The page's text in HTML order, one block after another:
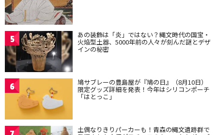
5 あの装飾は「炎」ではない？縄文時代の国宝・
火焔型土器、5000年前の人々が刻んだ謎とデザ
インの秘密
6 鳩サブレーの豊島屋が『鳩の日』（8月10日）
限定グッズ詳細を発表！今年はシリコンポーチ
「はとっこ」
土偶なりきりパーカーも！青森の縄文遺跡群で